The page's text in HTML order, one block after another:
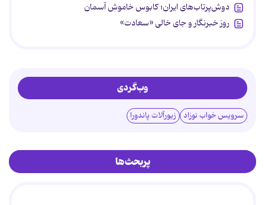
دوش‌پرتاب‌های ایران؛ کابوس خاموش آسمان
روز خبرنگار و جای خالی «سعادت»
وب‌گردی
سرویس خواب نوزاد زیورآلات پاندورا
پربحث‌ها